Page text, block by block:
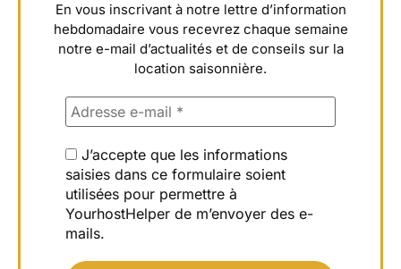
En vous inscrivant à notre lettre d’information
hebdomadaire vous recevrez chaque semaine
notre e-mail d’actualités et de conseils sur la
location saisonnière.
J’accepte que les informations
saisies dans ce formulaire soient
utilisées pour permettre à
YourhostHelper de m’envoyer des e-
mails.